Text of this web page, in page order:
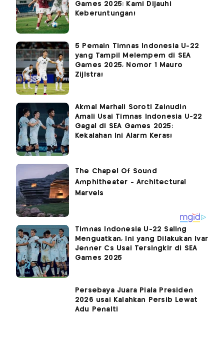
Games 2025: Kami Dijauhi
Keberuntungan!
5 Pemain Timnas Indonesia U-22
yang Tampil Melempem di SEA
Games 2025, Nomor 1 Mauro
Zijlstra!
Akmal Marhali Soroti Zainudin
Amali Usai Timnas Indonesia U-22
Gagal di SEA Games 2025:
Kekalahan Ini Alarm Keras!
Timnas Indonesia U-22 Saling
Menguatkan, Ini yang Dilakukan Ivar
Jenner Cs Usai Tersingkir di SEA
Games 2025
Persebaya Juara Piala Presiden
2026 usai Kalahkan Persib Lewat
Adu Penalti